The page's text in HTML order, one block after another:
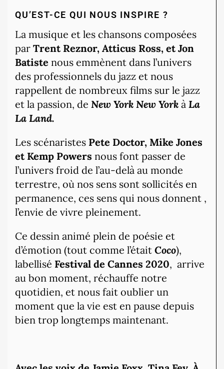
QU’EST-CE QUI NOUS INSPIRE ?
La musique et les chansons composées
par Trent Reznor, Atticus Ross, et Jon
Batiste nous emmènent dans l’univers
des professionnels du jazz et nous
rappellent de nombreux films sur le jazz
et la passion, de New York New York à La
La Land.
Les scénaristes Pete Doctor, Mike Jones
et Kemp Powers nous font passer de
l’univers froid de l’au-delà au monde
terrestre, où nos sens sont sollicités en
permanence, ces sens qui nous donnent ,
l’envie de vivre pleinement.
Ce dessin animé plein de poésie et
d’émotion (tout comme l’était Coco),
labellisé Festival de Cannes 2020, arrive
au bon moment, réchauffe notre
quotidien, et nous fait oublier un
moment que la vie est en pause depuis
bien trop longtemps maintenant.